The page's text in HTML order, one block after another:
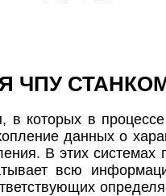
ЧПУ
в которых в
данных о
В этих
всю